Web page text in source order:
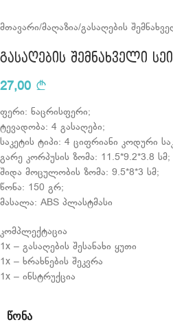
მთავარი/მაღაზია/გასაღების
გასაღების შემნახველი
27,00
ფერი: ნაცრისფერი;
ტევადობა: 4 გასაღები;
საკეტის ტიპი: 4 ციფრიანი კოდური
გარე კორპუსის ზომა: 11.5*9.2*3.8 სმ;
შიდა მოცულობის ზომა: 9.5*8*3 სმ;
წონა: 150 გრ;
მასალა: ABS პლასტმასი
კომპლექტაცია
1x – გასაღების შესანახი ყუთი
1x – ხრახნების შეკვრა
1x – ინსტრუქცია
ᲬᲝᲜᲐ